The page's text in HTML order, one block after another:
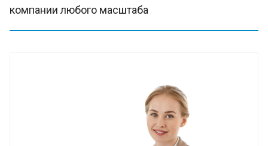
компании любого масштаба